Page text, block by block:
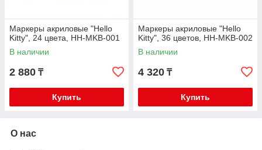
Маркеры акриловые "Hello
Kitty", 24 цвета, HH-MKB-001
В наличии
2 880 ₸
Купить
Маркеры акриловые "Hello
Kitty", 36 цветов, HH-MKB-002
В наличии
4 320 ₸
Купить
О нас